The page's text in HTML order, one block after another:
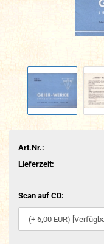
Art.Nr.:
Lieferzeit:
Scan auf CD: